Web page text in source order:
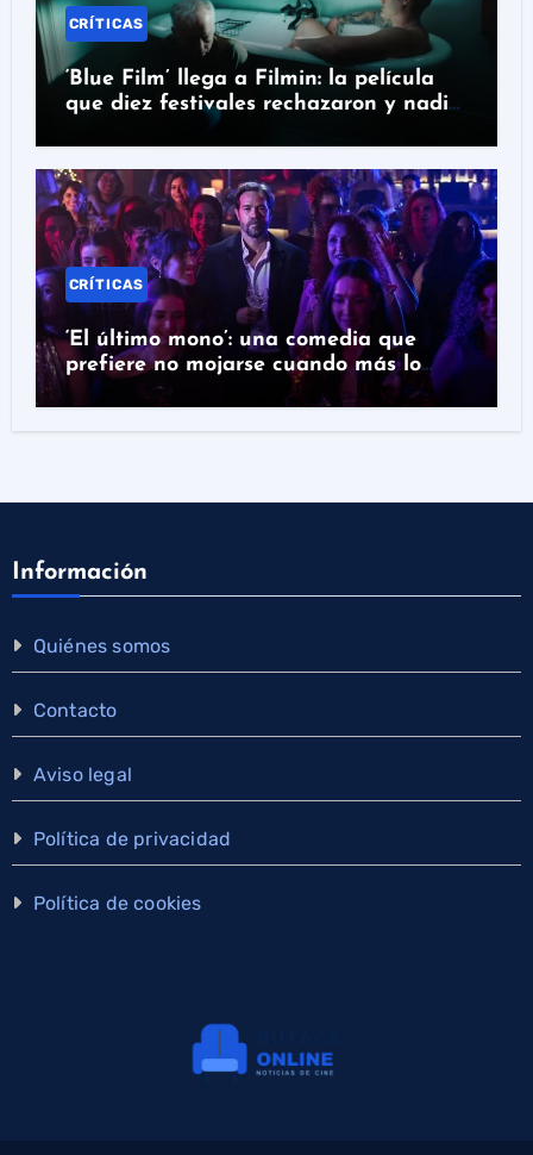
CRÍTICAS
‘Blue Film’ llega a Filmin: la película
que diez festivales rechazaron y nadie
CRÍTICAS
‘El último mono’: una comedia que
prefiere no mojarse cuando más lo
Información
Quiénes somos
Contacto
Aviso legal
Política de privacidad
Política de cookies